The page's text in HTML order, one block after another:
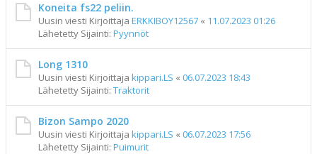
Koneita fs22 peliin.
Uusin viesti Kirjoittaja ERKKIBOY12567 « 11.07.2023 01:26
Lähetetty Sijainti: Pyynnöt
Long 1310
Uusin viesti Kirjoittaja kippari.LS « 06.07.2023 18:43
Lähetetty Sijainti: Traktorit
Bizon Sampo 2020
Uusin viesti Kirjoittaja kippari.LS « 06.07.2023 17:56
Lähetetty Sijainti: Puimurit